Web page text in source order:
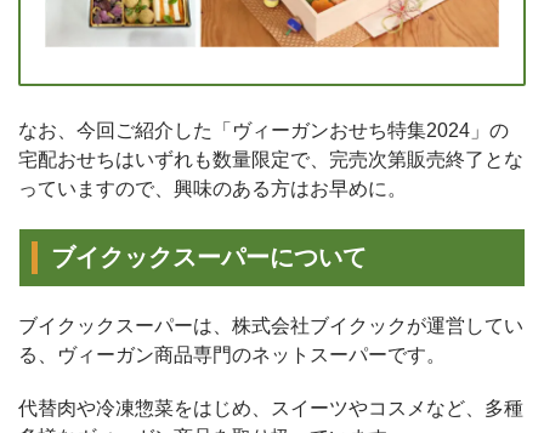
なお、今回ご紹介した「ヴィーガンおせち特集2024」の
宅配おせちはいずれも数量限定で、完売次第販売終了とな
っていますので、興味のある方はお早めに。
ブイクックスーパーについて
ブイクックスーパーは、株式会社ブイクックが運営してい
る、ヴィーガン商品専門のネットスーパーです。
代替肉や冷凍惣菜をはじめ、スイーツやコスメなど、多種